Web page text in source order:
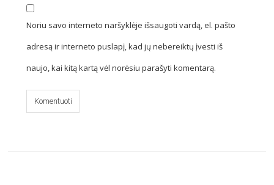
Noriu savo interneto naršyklėje išsaugoti vardą, el. pašto
adresą ir interneto puslapį, kad jų nebereiktų įvesti iš
naujo, kai kitą kartą vėl norėsiu parašyti komentarą.